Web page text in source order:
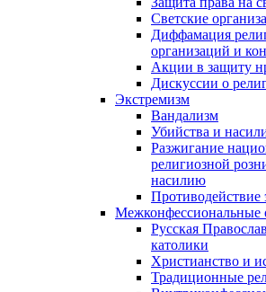
Светские
Диффамация
организаций и
Акции в защиту
Дискуссии о
Экстремизм
Вандализм
Убийства и
Разжигание
религиозной
насилию
Противодействие
Межконфессиональные
Русская
католики
Христианство и
Традиционные